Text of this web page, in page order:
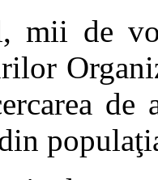
mii de
de